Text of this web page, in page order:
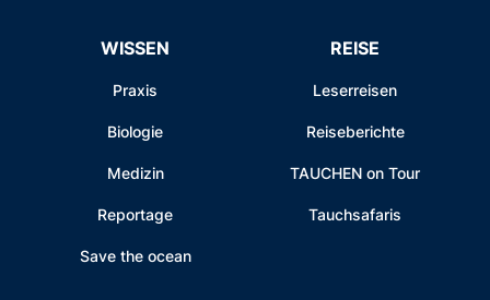
WISSEN
Praxis
Biologie
Medizin
Reportage
Save the ocean
REISE
Leserreisen
Reiseberichte
TAUCHEN on Tour
Tauchsafaris